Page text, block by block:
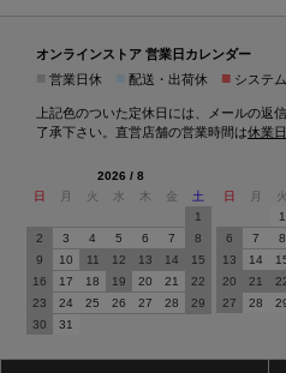
オンラインストア 営業日カレンダー
営業日休 配送・出荷休 ■ システ
上記色のついた定休日には、メールの返
了承下さい。直営店舗の営業時間は休業
2026 / 8
日
月 火 水 木 金
土
1
2
3 4 5 6 7
8
9
10 11 12 13 14
15
16
17 18 19 20 21
22
23
24 25 26 27 28
29
30
31
日
月 火
1
6
7 8
13
14
20
21
27
28